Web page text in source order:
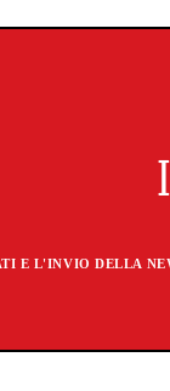
E L'INVIO DELLA